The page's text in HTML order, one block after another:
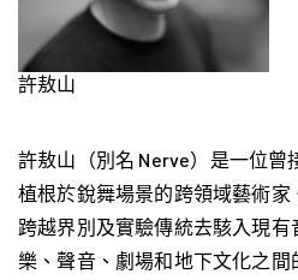
許敖山
許敖山（別名 Nerve）是一位曾
植根於銳舞場景的跨領域藝術家
跨越界別及實驗傳統去駭入現
樂、聲音、劇場和地下文化之間